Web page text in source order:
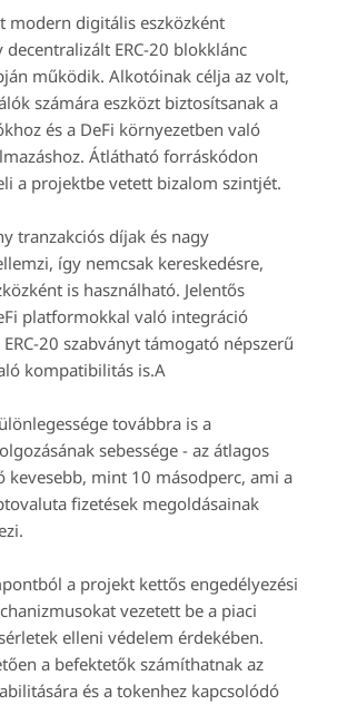
modern digitális eszközként
ERC-20 blokklánc
működik. Alkotóinak célja az volt,
számára eszközt biztosítsanak a
és a DeFi környezetben való
Átlátható forráskódon
a projektbe vetett bizalom szintjét.
tranzakciós díjak és nagy
így nemcsak kereskedésre,
is használható. Jelentős
platformokkal való integráció
ERC-20 szabványt támogató népszerű
kompatibilitás is.A
továbbra is a
sebessége - az átlagos
kevesebb, mint 10 másodperc, ami a
fizetések megoldásainak
a projekt kettős engedélyezési
vezetett be a piaci
elleni védelem érdekében.
a befektetők számíthatnak az
és a tokenhez kapcsolódó